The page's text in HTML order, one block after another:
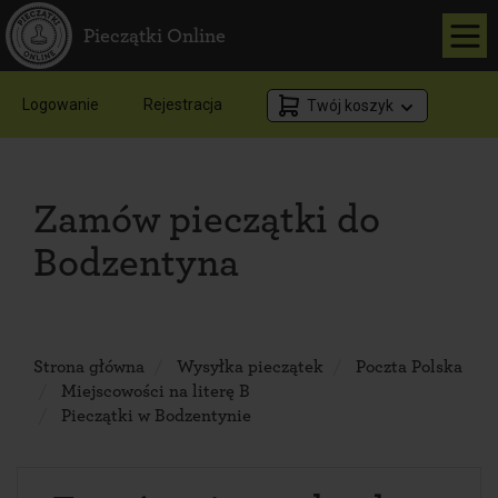
Pieczątki Online
Logowanie Rejestracja Twój koszyk
Zamów pieczątki do
Bodzentyna
Strona główna Wysyłka pieczątek
Poczta Polska
Miejscowości na literę B
Pieczątki w Bodzentynie